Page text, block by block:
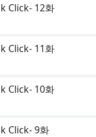
Click- 12화
Click- 11화
Click- 10화
Click- 9화